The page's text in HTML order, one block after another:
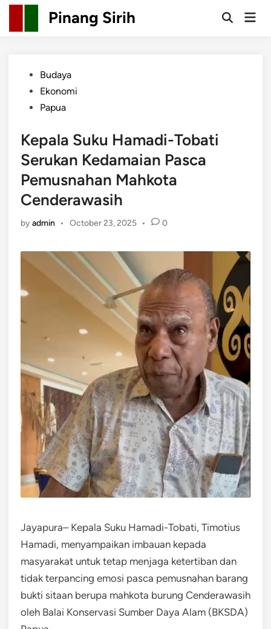
Skip
content
Pinang Sirih
OpenMain
PostedBudaya
Ekonomi
Papua
Kepala Suku Hamadi-Tobati
Serukan Kedamaian Pasca
Pemusnahan Mahkota
Cenderawasih
byadmin • October 23, 2025 • 0
Jayapura– Kepala Suku Hamadi-Tobati, Timotius
Hamadi, menyampaikan imbauan kepada
masyarakat untuk tetap menjaga ketertiban dan
tidak terpancing emosi pasca pemusnahan barang
bukti sitaan berupa mahkota burung Cenderawasih
oleh Balai Konservasi Sumber Daya Alam (BKSDA)